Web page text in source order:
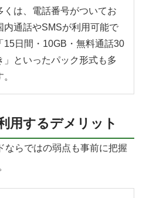
くは、電話番号がついてお
内通話やSMSが利用可能で
15日間・10GB・無料通話30
」といったパック形式も多
用するデメリット
ならではの弱点も事前に把握